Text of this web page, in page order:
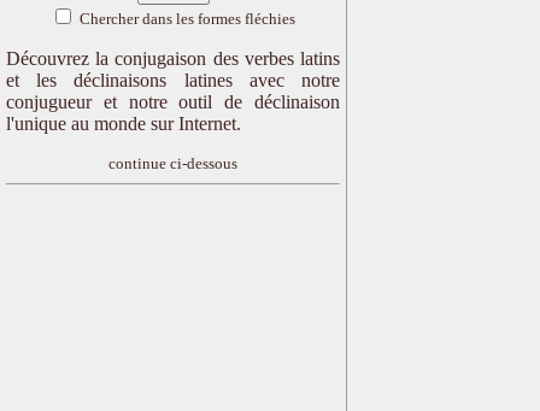
Chercher dans les formes fléchies
Découvrez la conjugaison des verbes latins
et les déclinaisons latines avec notre
conjugueur et notre outil de déclinaison
l'unique au monde sur Internet.
continue ci-dessous